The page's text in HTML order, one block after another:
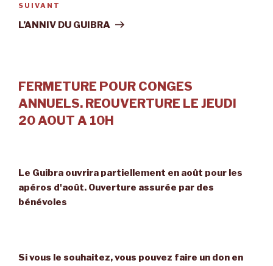
Article
suivant
SUIVANT
L’ANNIV DU GUIBRA
FERMETURE POUR CONGES
ANNUELS. REOUVERTURE LE JEUDI
20 AOUT A 10H
Le Guibra ouvrira partiellement en août pour les
apéros d'août. Ouverture assurée par des
bénévoles
Si vous le souhaitez, vous pouvez faire un don en